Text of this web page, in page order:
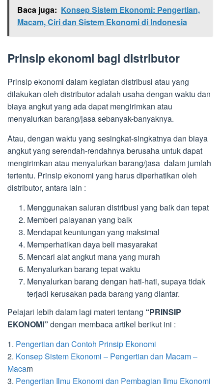
Baca juga: Konsep Sistem Ekonomi: Pengertian,
Macam, Ciri dan Sistem Ekonomi di Indonesia
Prinsip ekonomi bagi distributor
Prinsip ekonomi dalam kegiatan distribusi atau yang
dilakukan oleh distributor adalah usaha dengan waktu dan
biaya angkut yang ada dapat mengirimkan atau
menyalurkan barang/jasa sebanyak-banyaknya.
Atau, dengan waktu yang sesingkat-singkatnya dan biaya
angkut yang serendah-rendahnya berusaha untuk dapat
mengirimkan atau menyalurkan barang/jasa dalam jumlah
tertentu. Prinsip ekonomi yang harus diperhatikan oleh
distributor, antara lain :
Menggunakan saluran distribusi yang baik dan tepat
Memberi palayanan yang baik
Mendapat keuntungan yang maksimal
Memperhatikan daya beli masyarakat
Mencari alat angkut mana yang murah
Menyalurkan barang tepat waktu
Menyalurkan barang dengan hati-hati, supaya tidak
terjadi kerusakan pada barang yang diantar.
Pelajari lebih dalam lagi materi tentang “PRINSIP
EKONOMI” dengan membaca artikel berikut ini :
1. Pengertian dan Contoh Prinsip Ekonomi
2. Konsep Sistem Ekonomi – Pengertian dan Macam –
Macam
3. Pengertian Ilmu Ekonomi dan Pembagian Ilmu Ekonomi